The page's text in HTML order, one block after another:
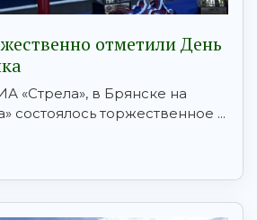
отметили День
«Стрела», в Брянске на
состоялось торжественное ...